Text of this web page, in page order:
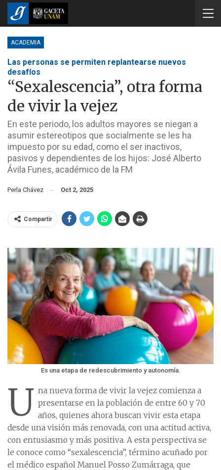
ACADEMIA
Las personas se permiten replantearse nuevos
desafíos
“Sexalescencia”, otra forma
de vivir la vejez
En este periodo, los adultos mayores se niegan a
asumir estereotipos que socialmente se les ha
impuesto por su edad, como el ser inactivos,
pasivos y dependientes de los hijos: José Alberto
Ávila Funes, académico de la FM
Perla Chávez Oct 2, 2025
Compartir
Es una etapa de redescubrimiento y autonomía.
U na nueva forma de vivir la vejez comienza a
presentarse en la población de entre 60 y 70
años, quienes ahora buscan vivir esta etapa
desde una visión más renovada, con una actitud activa,
con entusiasmo y más positiva. A esta perspectiva se
le conoce como “sexalescencia”, término acuñado por
el médico español Manuel Posso Zumárraga, que